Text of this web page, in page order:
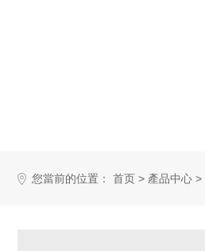
您當前的位置： 首页 > 產品中心 >